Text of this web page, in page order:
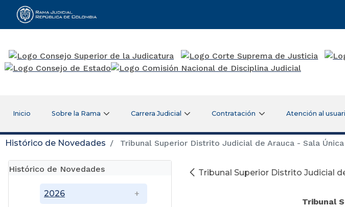
Rama Judicial
Inicio Sobre la Rama Carrera Judicial Contratación Atención al
Histórico de Novedades Tribunal Superior Distrito Judicial de Arauca - Sala Única
Histórico de Novedades
2026
Tribunal Superior Distrito Judicial
Tribunal